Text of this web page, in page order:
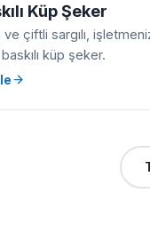
Küp Şeker
ve çiftli sargılı,
küp şeker.